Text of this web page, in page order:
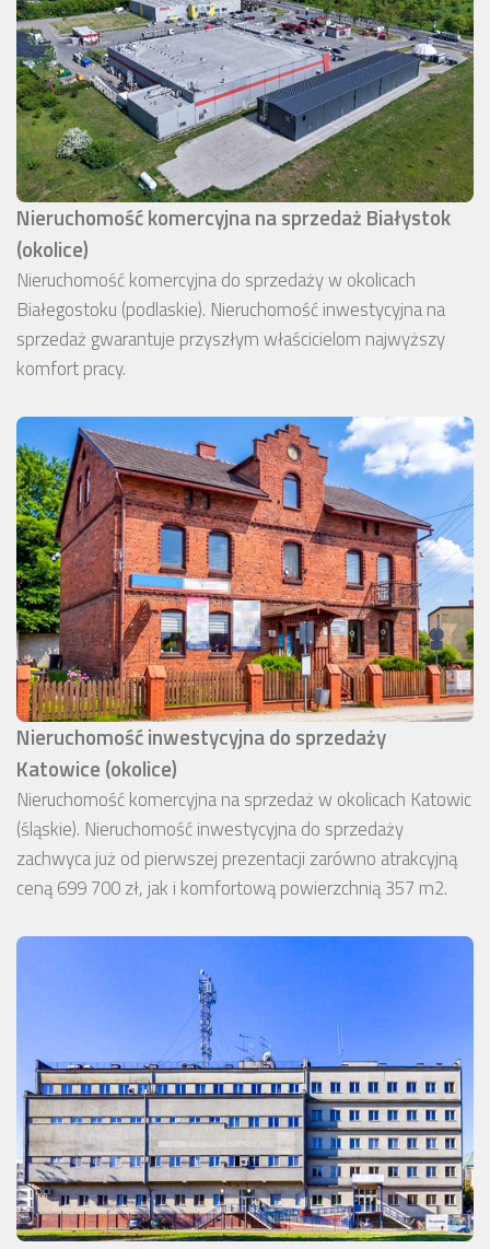
Nieruchomość komercyjna na sprzedaż Białystok
(okolice)
Nieruchomość komercyjna do sprzedaży w okolicach
Białegostoku (podlaskie). Nieruchomość inwestycyjna na
sprzedaż gwarantuje przyszłym właścicielom najwyższy
komfort pracy.
Nieruchomość inwestycyjna do sprzedaży
Katowice (okolice)
Nieruchomość komercyjna na sprzedaż w okolicach Katowic
(śląskie). Nieruchomość inwestycyjna do sprzedaży
zachwyca już od pierwszej prezentacji zarówno atrakcyjną
ceną 699 700 zł, jak i komfortową powierzchnią 357 m2.